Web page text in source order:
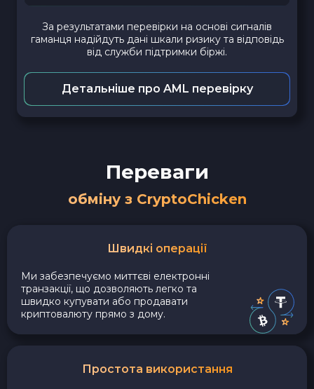
За результатами перевірки на основі сигналів
гаманця надійдуть дані шкали ризику та відповідь
від служби підтримки біржі.
Детальніше про AML перевірку
Переваги
обміну з CryptoChicken
Швидкі операції
Ми забезпечуємо миттєві електронні
транзакції, що дозволяють легко та
швидко купувати або продавати
криптовалюту прямо з дому.
Простота використання